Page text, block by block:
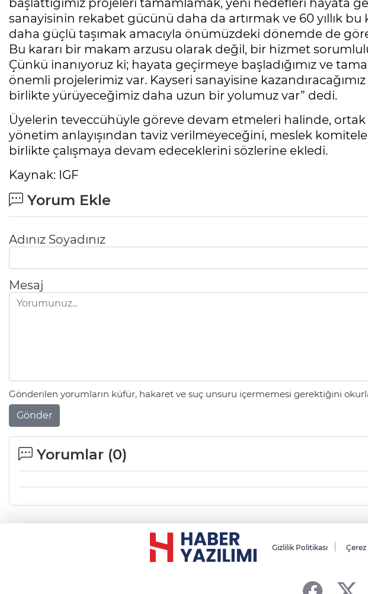
başlattığımız projeleri tamamlamak, yeni hedefleri hayata
sanayisinin rekabet gücünü daha da artırmak ve 60 yıllık
daha güçlü taşımak amacıyla önümüzdeki dönemde de
Bu kararı bir makam arzusu olarak değil, bir hizmet
Çünkü inanıyoruz ki; hayata geçirmeye başladığımız ve
önemli projelerimiz var. Kayseri sanayisine
birlikte yürüyeceğimiz daha uzun bir yolumuz var” dedi.
Üyelerin teveccühüyle göreve devam etmeleri halinde, ortak
yönetim anlayışından taviz verilmeyeceğini, meslek
birlikte çalışmaya devam edeceklerini sözlerine ekledi.
Kaynak: IGF
Yorum Ekle
Adınız Soyadınız
Mesaj
Gönderilen yorumların küfür, hakaret ve suç unsuru içermemesi gerektiğini
Gönder
Yorumlar (0)
Gizlilik Politikası Çerez